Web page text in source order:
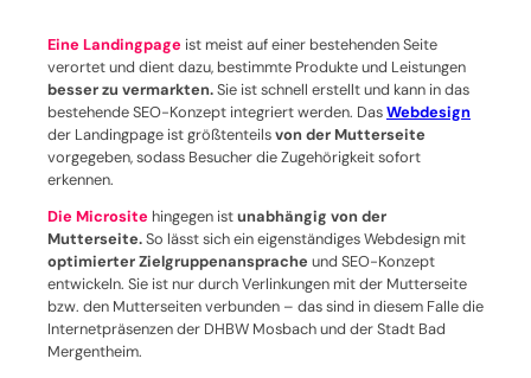
Eine Landingpage ist meist auf einer bestehenden Seite
verortet und dient dazu, bestimmte Produkte und Leistungen
besser zu vermarkten.Sie ist schnell erstellt und kann in das
bestehende SEO-Konzept integriert werden. DasWebdesign
der Landingpage ist größtenteilsvon der Mutterseite
vorgegeben, sodass Besucher die Zugehörigkeit sofort
erkennen.
Die Microsite hingegen istunabhängig von der
Mutterseite.So lässt sich ein eigenständiges Webdesign mit
optimierter Zielgruppenansprache und SEO-Konzept
entwickeln. Sie ist nur durch Verlinkungen mit der Mutterseite
bzw. den Mutterseiten verbunden – das sind in diesem Falle die
Internetpräsenzen der DHBW Mosbach und der Stadt Bad
Mergentheim.